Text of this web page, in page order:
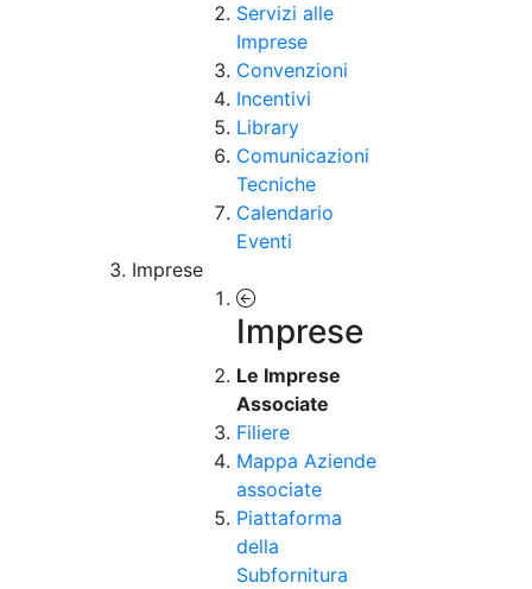
Servizi alle
Imprese
Convenzioni
Incentivi
Library
Comunicazioni
Tecniche
Calendario
Eventi
Imprese
Imprese
Le Imprese
Associate
Filiere
Mappa Aziende
associate
Piattaforma
della
Subfornitura